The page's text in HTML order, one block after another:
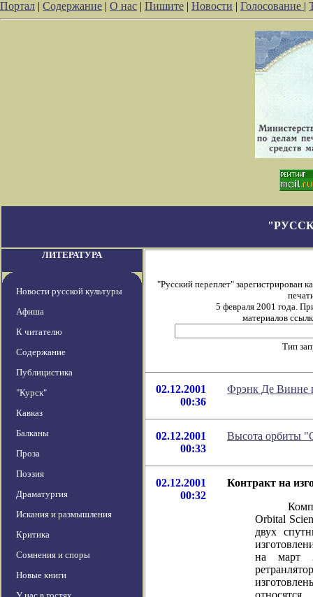
Портал | Содержание | О нас | Пишите | Новости | Голосование |
ЛИТЕРАТУРА
Новости русской культуры
Афиша
К читателю
Содержание
Публицистика
"Курск"
Кавказ
Балканы
Проза
Поэзия
Драматургия
Искания и размышления
Критика
Сомнения и споры
Новые книги
"Русский переплет" зарегистрирован
5 февраля 2001 года.
материалов
Тип
02.12.2001
00:36
Фрэнк Де Винне
02.12.2001
00:33
Высота орбиты
02.12.2001
00:32
Контракт на
Orbital
двух
на март